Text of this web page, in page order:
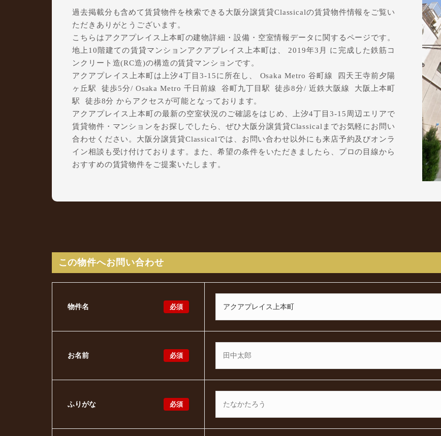
過去掲載分も含めて賃貸物件を検索できる大阪分譲賃貸Classicalの賃貸物件情報をご覧い
ただきありがとうございます。
こちらはアクアプレイス上本町の建物詳細・設備・空室情報データに関するページです。
地上10階建ての賃貸マンションアクアプレイス上本町は、 2019年3月 に完成した鉄筋コ
ンクリート造(RC造)の構造の賃貸マンションです。
アクアプレイス上本町は上汐4丁目3-15に所在し、 Osaka Metro 谷町線 四天王寺前夕陽
ヶ丘駅 徒歩5分/ Osaka Metro 千日前線 谷町九丁目駅 徒歩8分/ 近鉄大阪線 大阪上本町
駅 徒歩8分 からアクセスが可能となっております。
アクアプレイス上本町の最新の空室状況のご確認をはじめ、上汐4丁目3-15周辺エリアで
賃貸物件・マンションをお探しでしたら、ぜひ大阪分譲賃貸Classicalまでお気軽にお問い
合わせください。大阪分譲賃貸Classicalでは、お問い合わせ以外にも来店予約及びオンラ
イン相談も受け付けております。また、希望の条件をいただきましたら、プロの目線から
おすすめの賃貸物件をご提案いたします。
この物件へお問い合わせ
必須
物件名
必須
お名前
必須
ふりがな